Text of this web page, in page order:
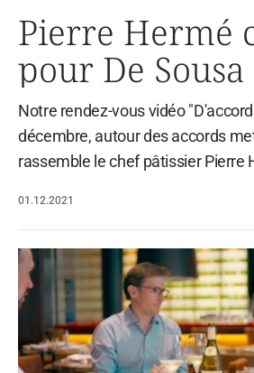
01.12.2021
Pierre Hermé
pour De Sousa
Notre rendez-vous vidéo
décembre, autour des accords
rassemble le chef pâtissier Pierre